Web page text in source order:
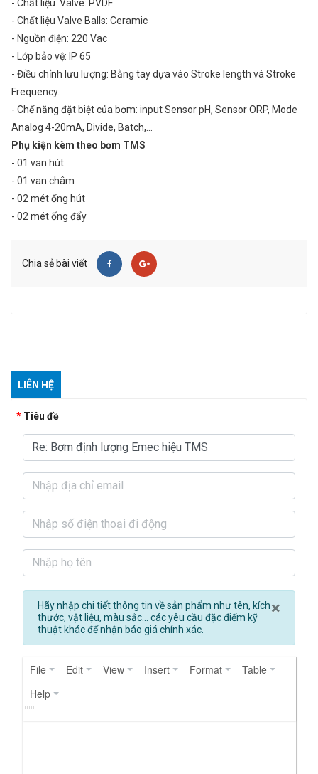
- Chất liệu Valve: PVDF
- Chất liệu Valve Balls: Ceramic
- Nguồn điện: 220 Vac
- Lớp bảo vệ: IP 65
- Điều chỉnh lưu lượng: Bằng tay dựa vào Stroke length và Stroke
Frequency.
- Chế năng đặt biệt của bơm: input Sensor pH, Sensor ORP, Mode
Analog 4-20mA, Divide, Batch,...
Phụ kiện kèm theo bơm TMS
- 01 van hút
- 01 van châm
- 02 mét ống hút
- 02 mét ống đẩy
Chia sẻ bài viết
LIÊN HỆ
Tiêu đề
×
Hãy nhập chi tiết thông tin về sản phẩm như tên, kích
thước, vật liệu, màu sắc... các yêu cầu đặc điểm kỹ
thuật khác để nhận báo giá chính xác.
File Edit View Insert Format
Table
Help